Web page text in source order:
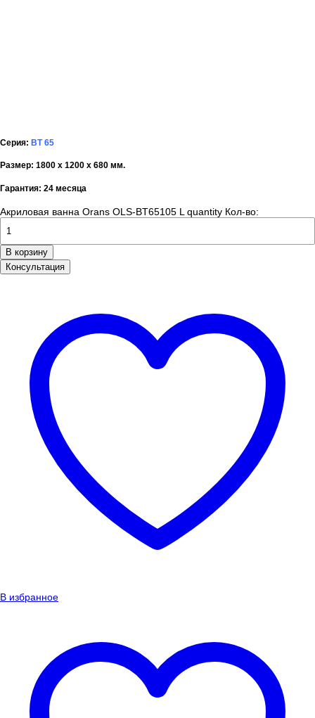
Серия: BT 65
Размер: 1800 х 1200 х 680 мм.
Гарантия: 24 месяца
Акриловая ванна Orans OLS-BT65105 L quantity Кол-во:
В корзину
Консультация
В избранное